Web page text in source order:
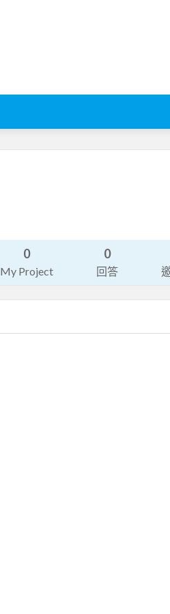
0
My Project
0
回答